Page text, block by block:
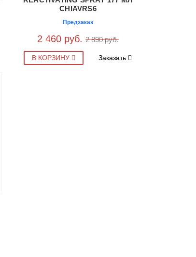
CHIAVRS6
Предзаказ
2 460 руб. 2 890 руб.
В КОРЗИНУ Заказать